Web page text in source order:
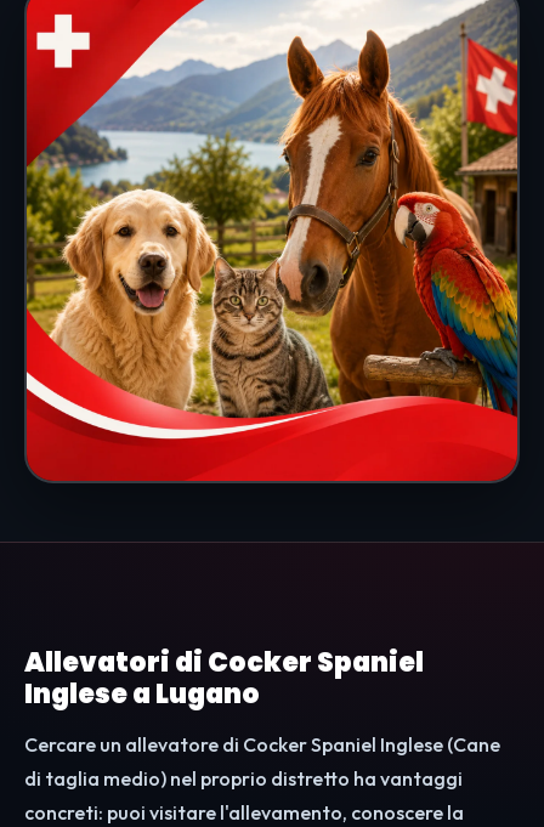
Allevatori di Cocker Spaniel
Inglese a Lugano
Cercare un allevatore di Cocker Spaniel Inglese (Cane
di taglia medio) nel proprio distretto ha vantaggi
concreti: puoi visitare l'allevamento, conoscere la